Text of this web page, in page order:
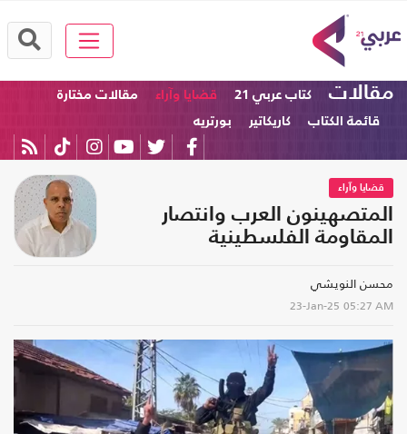
مقالات كتاب عربي 21 قضايا وآراء
مقالات مختارة
قائمة الكتاب
كاريكاتير بورتريه
قضايا وآراء
المتصهينون العرب وانتصار
المقاومة الفلسطينية
محسن النويشي
23-Jan-25 05:27 AM